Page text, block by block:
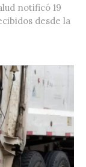
notificó 19
desde la